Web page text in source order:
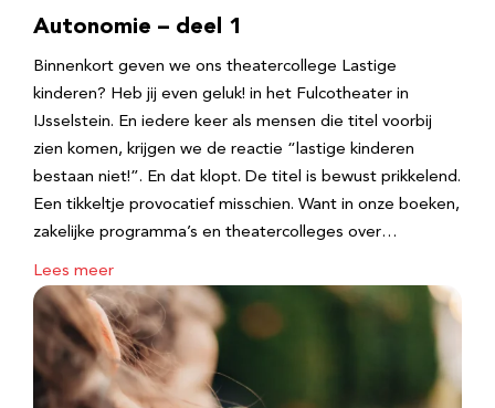
Autonomie – deel 1
Binnenkort geven we ons theatercollege Lastige
kinderen? Heb jij even geluk! in het Fulcotheater in
IJsselstein. En iedere keer als mensen die titel voorbij
zien komen, krijgen we de reactie “lastige kinderen
bestaan niet!”. En dat klopt. De titel is bewust prikkelend.
Een tikkeltje provocatief misschien. Want in onze boeken,
zakelijke programma’s en theatercolleges over…
Lees meer